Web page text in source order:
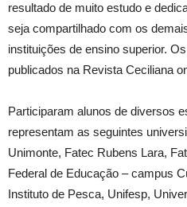
resultado de muito estudo e
seja compartilhado com os
instituições de ensino superior.
publicados na Revista Ceciliana
Participaram alunos de diversos
representam as seguintes
Unimonte, Fatec Rubens Lara,
Federal de Educação – campus
Instituto de Pesca, Unifesp,